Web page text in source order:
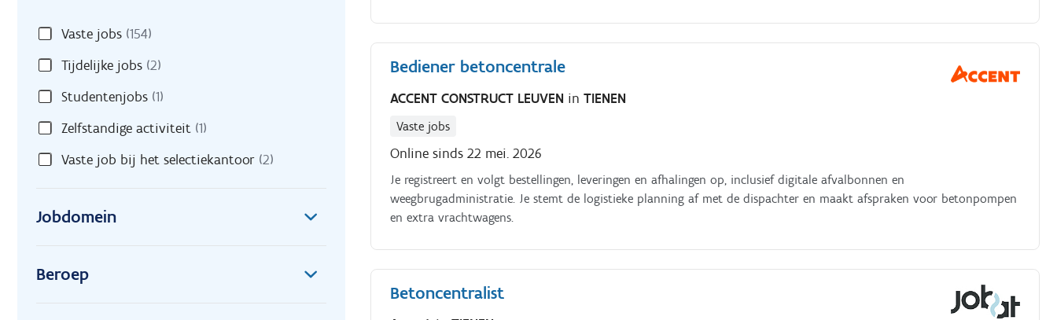
Vaste jobs (154)
Tijdelijke jobs (2)
Studentenjobs (1)
Zelfstandige activiteit (1)
Vaste job bij het selectiekantoor (2)
Jobdomein
Beroep
Bediener betoncentrale
ACCENT CONSTRUCT LEUVEN inTIENEN
Vaste jobs
Online sinds 22 mei. 2026
Je registreert en volgt bestellingen, leveringen en afhalingen op, inclusief digitale afvalbonnen en
weegbrugadministratie. Je stemt de logistieke planning af met de dispachter en maakt afspraken voor betonpompen
en extra vrachtwagens.
Betoncentralist